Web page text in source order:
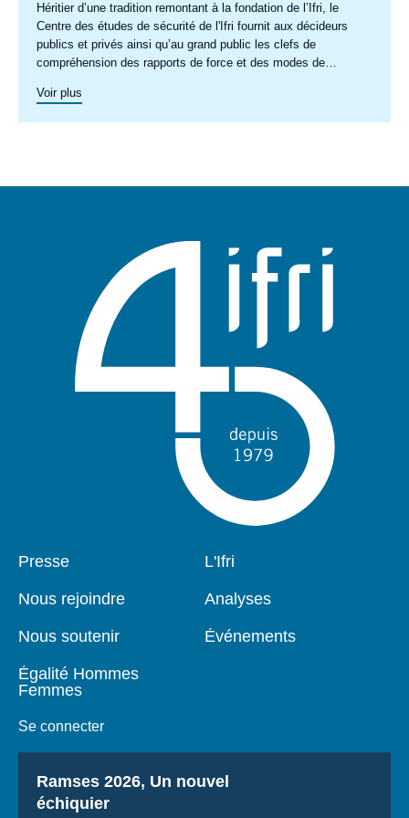
Accroche
centre
Héritier d’une tradition remontant à la fondation de l’Ifri, le
Centre des études de sécurité de l'Ifri fournit aux décideurs
publics et privés ainsi qu’au grand public les clefs de
compréhension des rapports de force et des modes de
à la jointure du politique et de l’opérationnel, la crédibilité de
national et international.
Voir plus
Pied
Presse
Nous rejoindre
Nous soutenir
Égalité Hommes
Femmes
Se connecter
Navigation
L'Ifri
Analyses
Événements
Titre
Ramses 2026, Un nouvel
échiquier